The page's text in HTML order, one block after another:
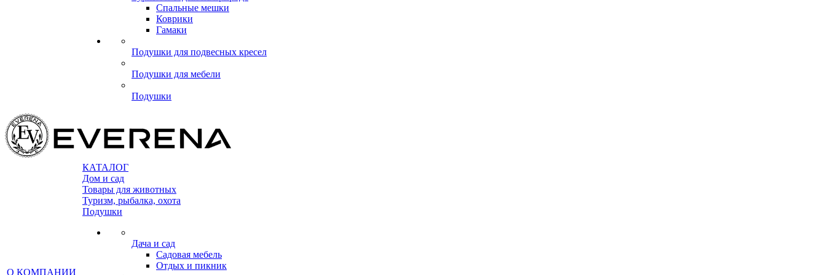
Спальные мешки
Коврики
Гамаки
Подушки для подвесных кресел
Подушки для мебели
Подушки
О КОМПАНИИ
КАТАЛОГ
Дом и сад
Товары для животных
Туризм, рыбалка, охота
Подушки
Дача и сад
Садовая мебель
Отдых и пикник